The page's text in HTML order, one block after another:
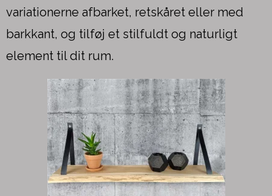
variationerne afbarket, retskåret eller med
barkkant, og tilføj et stilfuldt og naturligt
element til dit rum.